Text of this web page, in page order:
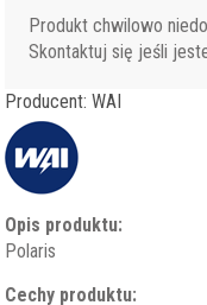
Produkt chwilowo
Skontaktuj się jeśli
Producent: WAI
Opis produktu:
Polaris
Cechy produktu: